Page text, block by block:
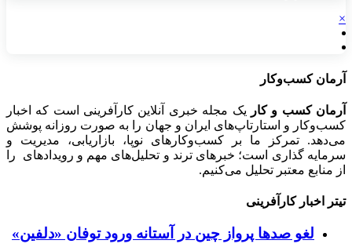
×
آرمان کسب‌وکار
آرمان کسب و کار
یک مجله خبری آنلاین کارآفرینی است که اخبار
کسب‌وکار و استارتاپ‌های ایران و جهان را به صورت روزانه پوشش
می‌دهد. تمرکز ما بر کسب‌وکارهای نوپا، بازاریابی، مدیریت و
سرمایه گذاری است؛ خبرهای ترند و تحلیل‌های مهم و رویدادهای را
از منابع معتبر تحلیل می‌کنیم.
تیتر اخبار کارآفرینی
لغو صدها پرواز چین در آستانه ورود توفان «دلفین»